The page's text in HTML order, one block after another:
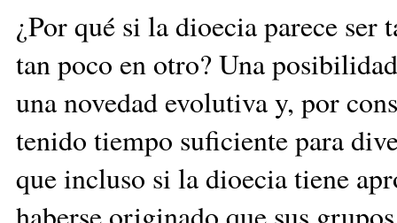
¿Por qué si la dioecia parece
tan poco en otro? Una
una novedad evolutiva y, por
tenido tiempo suficiente para
que incluso si la dioecia tiene
haberse originado que sus